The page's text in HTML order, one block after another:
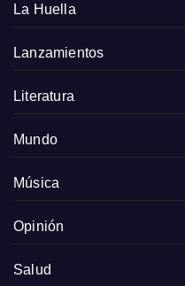
La Huella
Lanzamientos
Literatura
Mundo
Música
Opinión
Salud